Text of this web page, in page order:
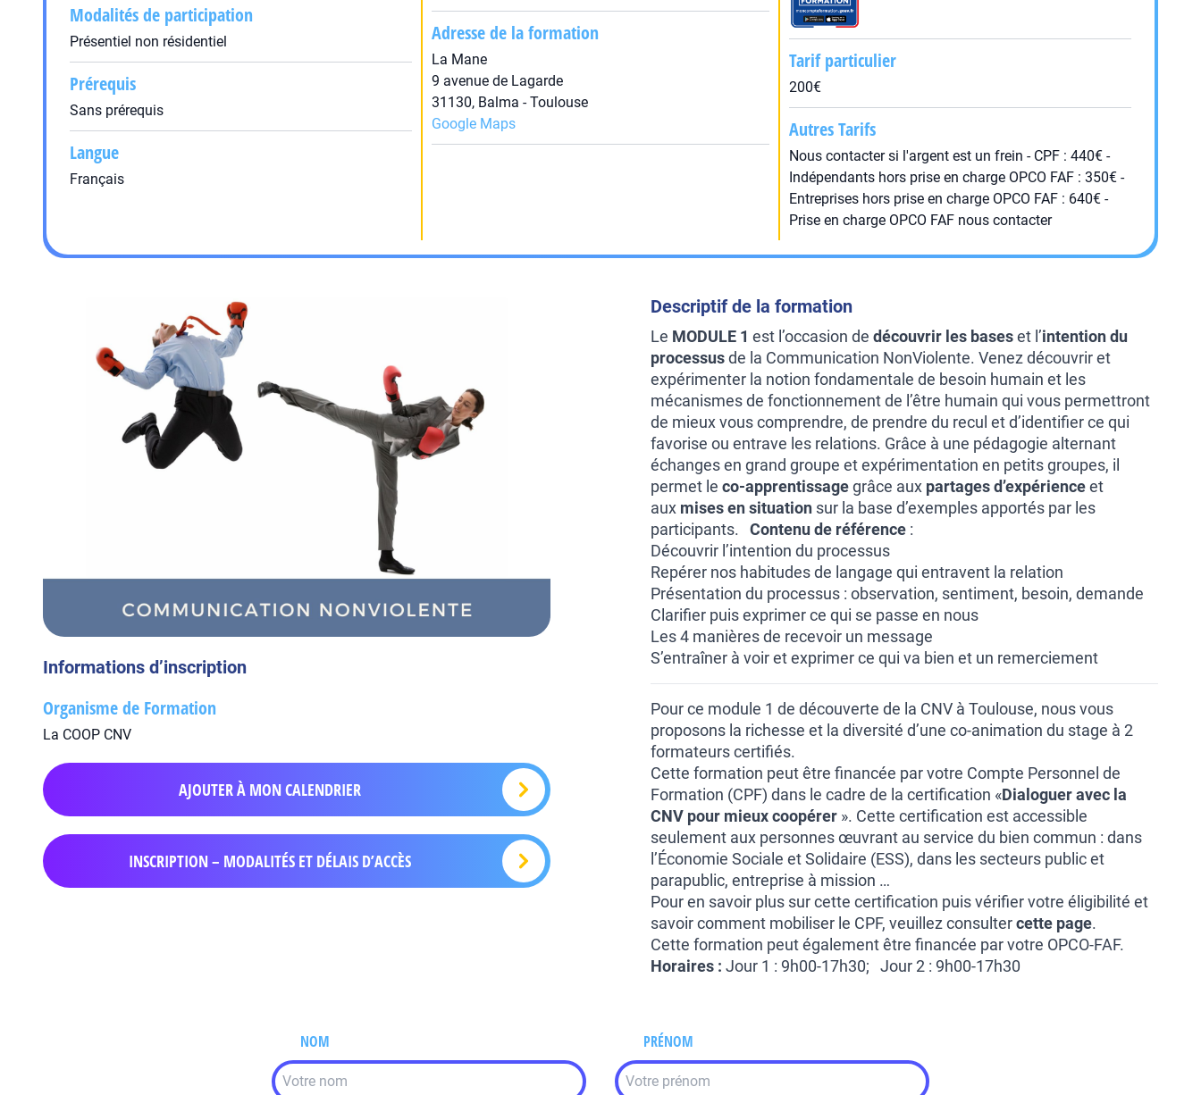
Modalités de participation
Présentiel non résidentiel
Prérequis
Sans prérequis
Langue
Français
Adresse de la formation
La Mane
9 avenue de Lagarde
31130, Balma - Toulouse
Google Maps
Tarif particulier
200€
Autres Tarifs
Nous contacter si l'argent est un frein - CPF : 440€ -
Indépendants hors prise en charge OPCO FAF : 350€ -
Entreprises hors prise en charge OPCO FAF : 640€ -
Prise en charge OPCO FAF nous contacter
Informations d’inscription
Organisme de Formation
La COOP CNV
AJOUTER À MON CALENDRIER
INSCRIPTION – MODALITÉS ET DÉLAIS D’ACCÈS
Descriptif de la formation
Le MODULE 1 est l’occasion de découvrir les baseset l’intention du
processusde la Communication NonViolente. Venez découvrir et
expérimenter la notion fondamentale de besoin humain et les
mécanismes de fonctionnement de l’être humain qui vous permettront
de mieux vous comprendre, de prendre du recul et d’identifier ce qui
favorise ou entrave les relations. Grâce à une pédagogie alternant
échanges en grand groupe et expérimentation en petits groupes, il
permet le co-apprentissagegrâce aux partages d’expérienceet
aux mises en situation sur la base d’exemples apportés par les
participants. Contenu de référence :
Découvrir l’intention du processus
Repérer nos habitudes de langage qui entravent la relation
Présentation du processus : observation, sentiment, besoin, demande
Clarifier puis exprimer ce qui se passe en nous
Les 4 manières de recevoir un message
S’entraîner à voir et exprimer ce qui va bien et un remerciement
Pour ce module 1 de découverte de la CNV à Toulouse, nous vous
proposons la richesse et la diversité d’une co-animation du stage à 2
formateurs certifiés.
Cette formation peut être financée par votre Compte Personnel de
Formation (CPF) dans le cadre de la certification «Dialoguer avec la
CNV pour mieux coopérer ». Cette certification est accessible
seulement aux personnes œuvrant au service du bien commun : dans
l’Économie Sociale et Solidaire (ESS), dans les secteurs public et
parapublic, entreprise à mission …
Pour en savoir plus sur cette certification puis vérifier votre éligibilité et
savoir comment mobiliser le CPF, veuillez consultercette page.
Cette formation peut également être financée par votre OPCO-FAF.
Horaires : Jour 1 : 9h00-17h30; Jour 2 : 9h00-17h30
NOM PRÉNOM